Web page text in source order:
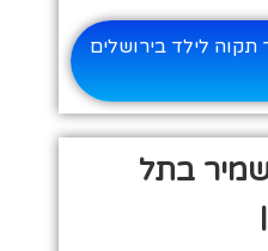
לילד בירושלים
בתל